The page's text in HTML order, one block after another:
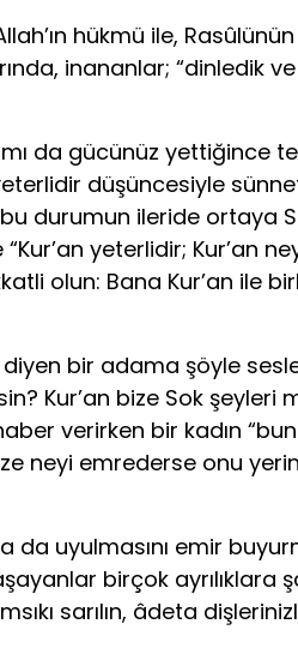
hükmü ile,
inananlar; “dinledik
da gücünüz yettiğince
düşüncesiyle
durumun ileride ortaya
yeterlidir; Kur’an
olun: Bana Kur’an
bir adama şöyle
Kur’an bize Sok şeyleri
verirken bir kadın
neyi emrederse onu
da uyulmasını emir
birçok
sarılın, âdeta